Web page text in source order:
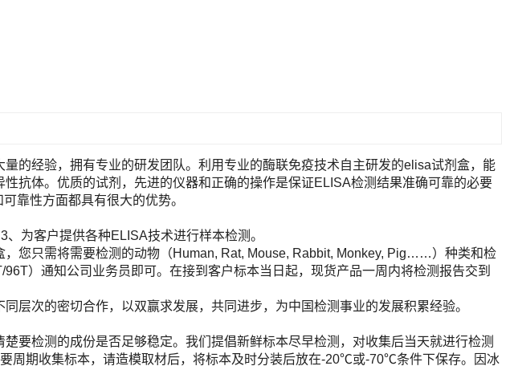
的经验，拥有专业的研发团队。利用专业的酶联免疫技术自主研发的elisa试剂盒，能
抗体。优质的试剂，先进的仪器和正确的操作是保证ELISA检测结果准确可靠的必要
靠性方面都具有很大的优势。
为客户提供各种ELISA技术进行样本检测。
，您只需将需要检测的动物（Human, Rat, Mouse, Rabbit, Monkey, Pig……）种类和检
）通知公司业务员即可。在接到客户标本当日起，现货产品一周内将检测报告交到
层次的密切合作，以双赢求发展，共同进步，为中国检测事业的发展积累经验。
要检测的成份是否足够稳定。我们提倡新鲜标本尽早检测，对收集后当天就进行检测
周期收集标本，请造模取材后，将标本及时分装后放在-20℃或-70℃条件下保存。因冰